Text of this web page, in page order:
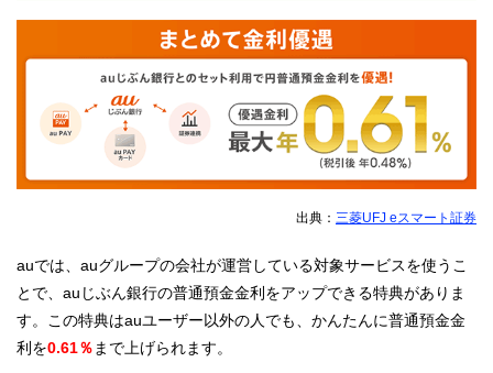
出典： 三菱UFJ eスマート証券
auでは、auグループの会社が運営している対象サービスを使うこ
とで、auじぶん銀行の普通預金金利をアップできる特典がありま
す。この特典はauユーザー以外の人でも、かんたんに普通預金金
利を0.61％まで上げられます。